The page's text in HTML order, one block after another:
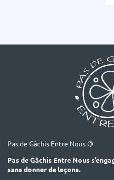
Pas de Gâchis Entre Nous 🍋
Pas de Gâchis Entre Nous
sans donner de leçons.